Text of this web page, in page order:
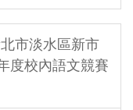
北市淡水區新市
度校內語文競賽